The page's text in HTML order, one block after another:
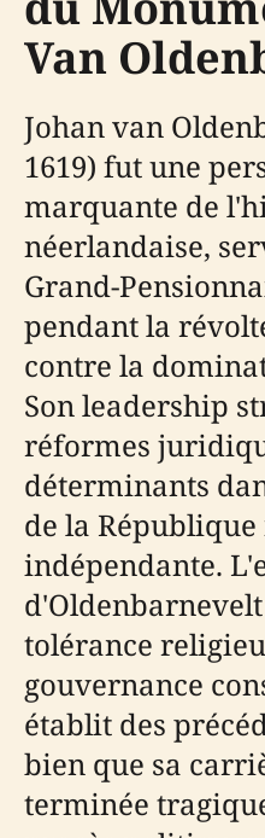
Van
Johan van
1619) fut une
marquante de
néerlandaise,
Grand-
pendant la
contre la
Son leadership
réformes
déterminants
de la
indépendante.
tolérance
gouvernance
établit des
bien que sa
terminée